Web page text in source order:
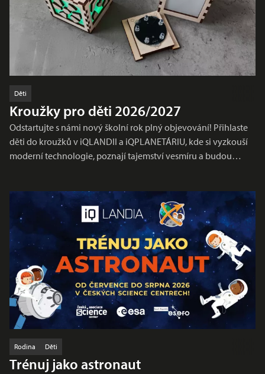
Děti
Kroužky pro děti 2026/2027
Odstartujte s námi nový školní rok plný objevování! Přihlaste
děti do kroužků v iQLANDII a iQPLANETÁRIU, kde si vyzkouší
moderní technologie, poznají tajemství vesmíru a budou…
Rodina Děti
Trénuj jako astronaut